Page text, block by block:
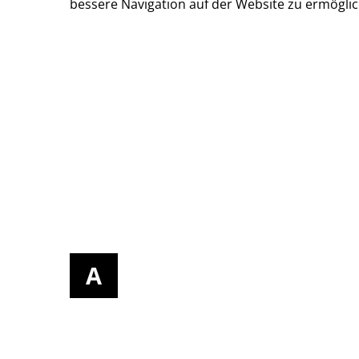
bessere Navigation auf der Website zu
A